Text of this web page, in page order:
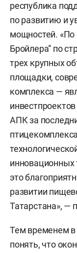
республика
по развитию и
мощностей. «По
Бройлера“ по
трех крупных
площадки,
комплекса —
АПК за
инновационных
это
развитии
Татарстана», —
Тем временем в
понять, что